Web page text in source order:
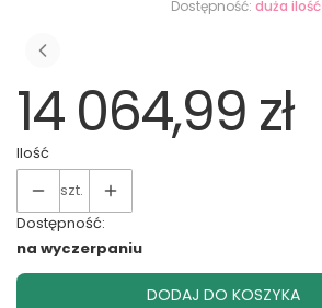
Dostępność: duża ilość
14 064,99 zł
Ilość
szt.
Dostępność:
na wyczerpaniu
DODAJ DO KOSZYKA